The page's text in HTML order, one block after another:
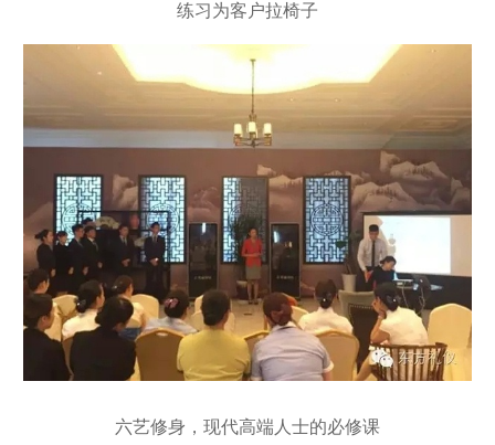
练习为客户拉椅子
六艺修身，现代高端人士的必修课